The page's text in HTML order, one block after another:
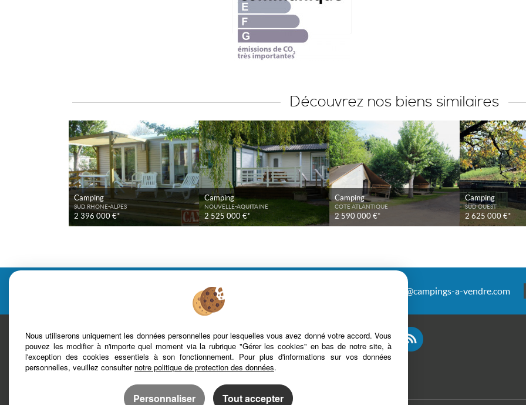
Découvrez nos biens similaires
Camping
SUD RHONE-ALPES
2 396 000 €*
Camping
NOUVELLE-AQUITAINE
2 525 000 €*
Camping
COTE ATLANTIQUE
2 590 000 €*
Camping
SUD OUEST
2 625 000 €*
Cabinet Cantais infos@campings-a-vendre.com
Nous utiliserons uniquement les données personnelles pour lesquelles vous avez donné votre accord. Vous
pouvez les modifier à n'importe quel moment via la rubrique "Gérer les cookies" en bas de notre site, à
l'exception des cookies essentiels à son fonctionnement. Pour plus d'informations sur vos données
personnelles, veuillez consulter notre politique de protection des données.
Personnaliser Tout accepter